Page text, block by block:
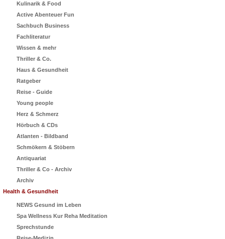
Kulinarik & Food
Active Abenteuer Fun
Sachbuch Business
Fachliteratur
Wissen & mehr
Thriller & Co.
Haus & Gesundheit
Ratgeber
Reise - Guide
Young people
Herz & Schmerz
Hörbuch & CDs
Atlanten - Bildband
Schmökern & Stöbern
Antiquariat
Thriller & Co - Archiv
Archiv
Health & Gesundheit
NEWS Gesund im Leben
Spa Wellness Kur Reha Meditation
Sprechstunde